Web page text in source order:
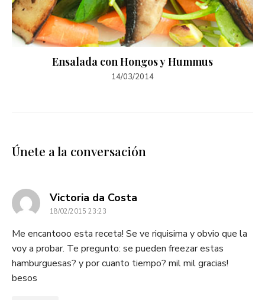
Ensalada con Hongos y Hummus
14/03/2014
Únete a la conversación
Victoria da Costa
18/02/2015 23:23
Me encantooo esta receta! Se ve riquisima y obvio que la
voy a probar. Te pregunto: se pueden freezar estas
hamburguesas? y por cuanto tiempo? mil mil gracias!
besos